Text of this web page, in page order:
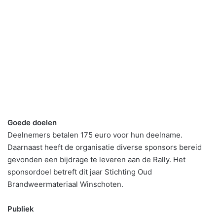
Goede doelen
Deelnemers betalen 175 euro voor hun deelname.
Daarnaast heeft de organisatie diverse sponsors bereid
gevonden een bijdrage te leveren aan de Rally. Het
sponsordoel betreft dit jaar Stichting Oud
Brandweermateriaal Winschoten.
Publiek